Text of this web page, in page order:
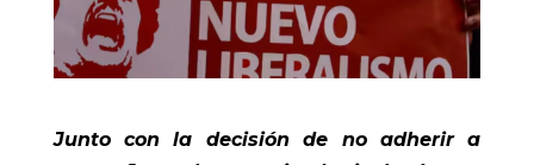
Junto con la decisión de no adherir a